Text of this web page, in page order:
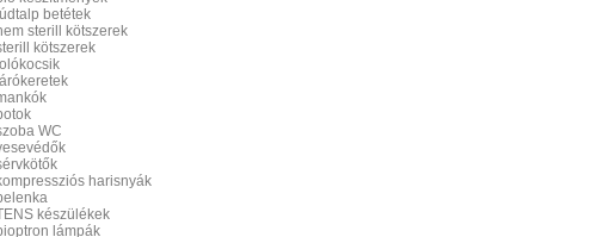
lúdtalp betétek
sterill kötszerek
kötszerek
WC
harisnyák
készülékek
lámpák